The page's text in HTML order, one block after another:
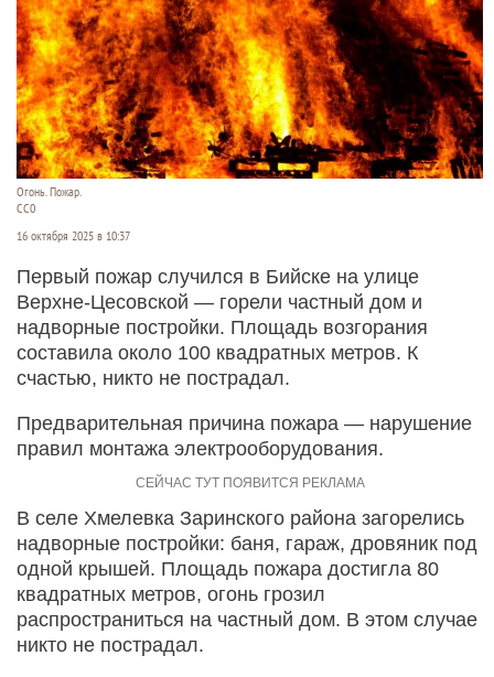
Огонь. Пожар.
CC0
16 октября 2025 в 10:37
Первый пожар случился в Бийске на улице
Верхне-Цесовской — горели частный дом и
надворные постройки. Площадь возгорания
составила около 100 квадратных метров. К
счастью, никто не пострадал.
Предварительная причина пожара — нарушение
правил монтажа электрооборудования.
В селе Хмелевка Заринского района загорелись
надворные постройки: баня, гараж, дровяник под
одной крышей. Площадь пожара достигла 80
квадратных метров, огонь грозил
распространиться на частный дом. В этом случае
никто не пострадал.